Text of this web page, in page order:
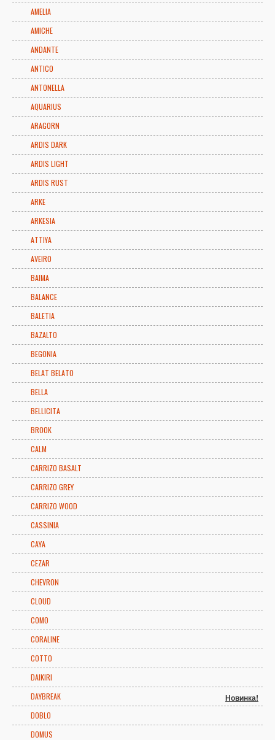
AMELIA
AMICHE
ANDANTE
ANTICO
ANTONELLA
AQUARIUS
ARAGORN
ARDIS DARK
ARDIS LIGHT
ARDIS RUST
ARKE
ARKESIA
ATTIYA
AVEIRO
BAIMA
BALANCE
BALETIA
BAZALTO
BEGONIA
BELAT BELATO
BELLA
BELLICITA
BROOK
CALM
CARRIZO BASALT
CARRIZO GREY
CARRIZO WOOD
CASSINIA
CAYA
CEZAR
CHEVRON
CLOUD
COMO
CORALINE
COTTO
DAIKIRI
DAYBREAK
Новинка!
DOBLO
DOMUS